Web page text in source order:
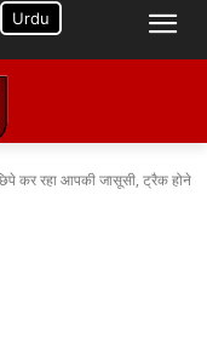
Urdu
कर रहा आपकी जासूसी, ट्रैक होने